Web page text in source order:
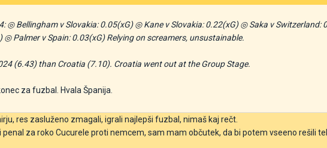
◎ Bellingham v Slovakia: 0.05(xG) ◎ Kane v Slovakia: 0.22(xG) ◎ Saka v
Palmer v Spain: 0.03(xG) Relying on screamers, unsustainable.
(6.43) than Croatia (7.10). Croatia went out at the Group Stage.
za fuzbal. Hvala Španija.
res zasluženo zmagali, igrali najlepši fuzbal, nimaš kaj rečt.
za roko Cucurele proti nemcem, sam mam občutek, da bi potem vseeno rešili